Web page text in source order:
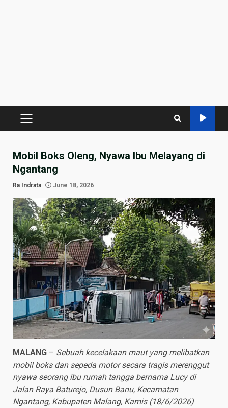
PRIMARY
Mobil Boks Oleng, Nyawa Ibu Melayang di
Ngantang
Ra Indrata June 18, 2026
MALANG – Sebuah kecelakaan maut yang melibatkan
mobil boks dan sepeda motor secara tragis merenggut
nyawa seorang ibu rumah tangga bernama Lucy di
Jalan Raya Baturejo, Dusun Banu, Kecamatan
Ngantang, Kabupaten Malang, Kamis (18/6/2026)